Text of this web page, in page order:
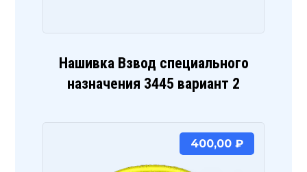
Нашивка Взвод специального
назначения 3445 вариант 2
400,00 ₽